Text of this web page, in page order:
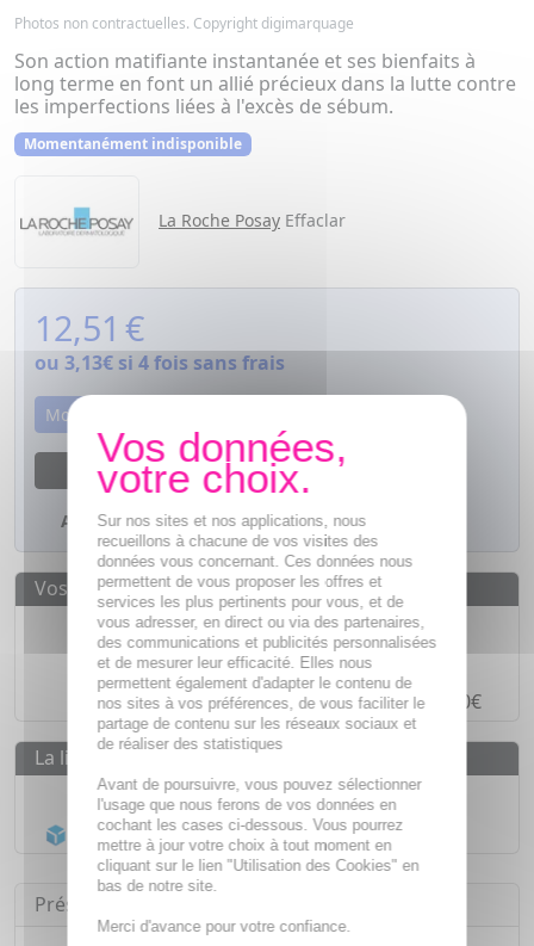
Photos non contractuelles. Copyright digimarquage
Son action matifiante instantanée et ses bienfaits à
long terme en font un allié précieux dans la lutte contre
les imperfections liées à l'excès de sébum.
Momentanément indisponible
La Roche Posay Effaclar
12,51 €
ou 3,13€ si 4 fois sans frais
Momentanément indisponible
M'avertir dès que le produit sera disponible
Ajouter à mes favoris
Vos avantages
Des prixIMBATTABLES
Paiement en ligneSÉCURISÉ
Paiement en4 fois sans fraisà partir de 30€
La livraison
Livraison gratuite dès 55€
Acheminement Chronopost en 24h*
Présentation
Sur nos sites et nos applications, nous
recueillons à chacune de vos visites des
données vous concernant. Ces données nous
permettent de vous proposer les offres et
services les plus pertinents pour vous, et de
vous adresser, en direct ou via des partenaires,
des communications et publicités personnalisées
et de mesurer leur efficacité. Elles nous
permettent également d'adapter le contenu de
nos sites à vos préférences, de vous faciliter le
partage de contenu sur les réseaux sociaux et
de réaliser des statistiques
Avant de poursuivre, vous pouvez sélectionner
l'usage que nous ferons de vos données en
cochant les cases ci-dessous. Vous pourrez
mettre à jour votre choix à tout moment en
cliquant sur le lien "Utilisation des Cookies" en
bas de notre site.
Merci d'avance pour votre confiance.